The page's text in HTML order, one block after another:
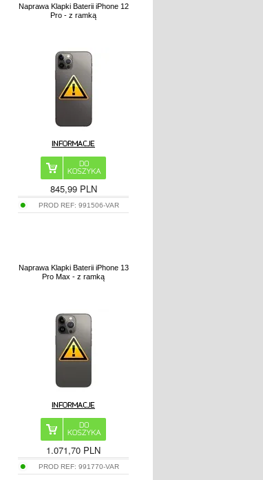
Naprawa Klapki Baterii iPhone 12
Pro - z ramką
845,99 PLN
PROD REF: 991506-VAR
Naprawa Klapki Baterii iPhone 13
Pro Max - z ramką
1.071,70 PLN
PROD REF: 991770-VAR